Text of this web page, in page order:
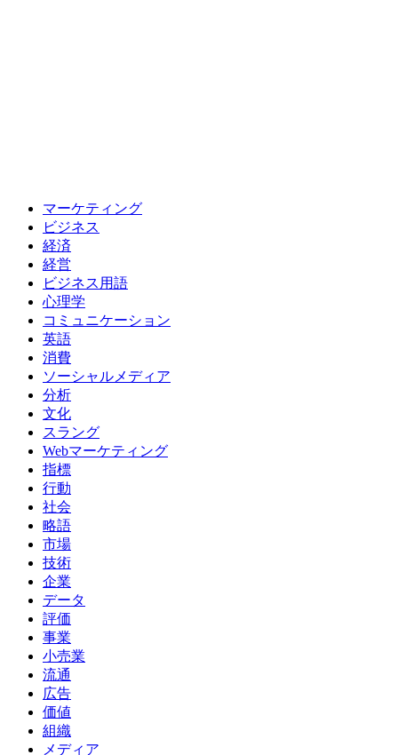
マーケティング
ビジネス
経済
経営
ビジネス用語
心理学
コミュニケーション
英語
消費
ソーシャルメディア
分析
文化
スラング
Webマーケティング
指標
行動
社会
略語
市場
技術
企業
データ
評価
事業
小売業
流通
広告
価値
組織
メディア